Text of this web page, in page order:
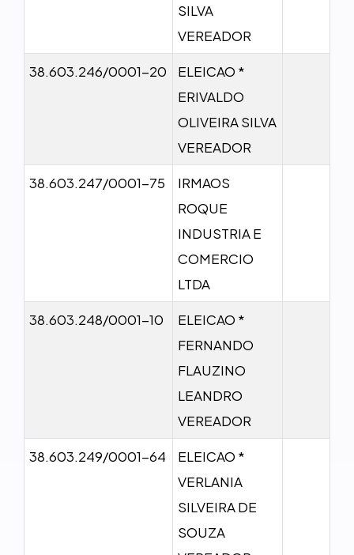
SILVA
VEREADOR
38.603.246/0001-20
ELEICAO *
ERIVALDO
OLIVEIRA SILVA
VEREADOR
38.603.247/0001-75
IRMAOS
ROQUE
INDUSTRIA E
COMERCIO
LTDA
38.603.248/0001-10
ELEICAO *
FERNANDO
FLAUZINO
LEANDRO
VEREADOR
38.603.249/0001-64
ELEICAO *
VERLANIA
SILVEIRA DE
SOUZA